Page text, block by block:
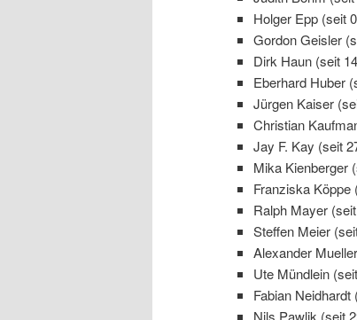
Holger Epp (seit
Gordon Geisler
Dirk Haun (seit
Eberhard Huber
Jürgen Kaiser
Christian
Jay F. Kay (seit
Mika Kienberger
Franziska Köppe
Ralph Mayer
Steffen Meier
Alexander
Ute Mündlein
Fabian Neidhardt